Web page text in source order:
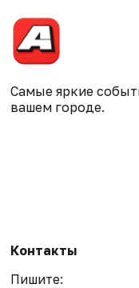
Самые яркие
вашем городе.
Контакты
Пишите: